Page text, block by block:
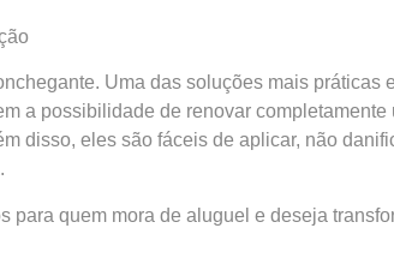
Uma das soluções mais práticas e
a possibilidade de renovar completamente
disso, eles são fáceis de aplicar, não
para quem mora de aluguel e deseja